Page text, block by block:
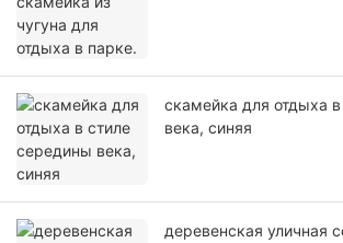
скамейка для отдыха
века, синяя
деревенская уличная